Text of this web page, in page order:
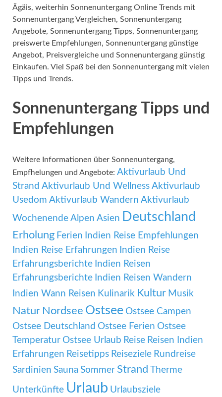
Ägäis, weiterhin Sonnenuntergang Online Trends mit
Sonnenuntergang Vergleichen, Sonnenuntergang
Angebote, Sonnenuntergang Tipps, Sonnenuntergang
preiswerte Empfehlungen, Sonnenuntergang günstige
Angebot, Preisvergleiche und Sonnenuntergang günstig
Einkaufen. Viel Spaß bei den Sonnenuntergang mit vielen
Tipps und Trends.
Sonnenuntergang Tipps und
Empfehlungen
Weitere Informationen über Sonnenuntergang,
Empfhelungen und Angebote: Aktivurlaub Und
Strand Aktivurlaub Und Wellness Aktivurlaub
Usedom Aktivurlaub Wandern Aktivurlaub
Wochenende Alpen Asien Deutschland
Erholung Ferien Indien Reise Empfehlungen
Indien Reise Erfahrungen Indien Reise
Erfahrungsberichte Indien Reisen
Erfahrungsberichte Indien Reisen Wandern
Indien Wann Reisen Kulinarik Kultur Musik
Natur Nordsee Ostsee Ostsee Campen
Ostsee Deutschland Ostsee Ferien Ostsee
Temperatur Ostsee Urlaub Reise Reisen Indien
Erfahrungen Reisetipps Reiseziele Rundreise
Sardinien Sauna Sommer Strand Therme
Unterkünfte Urlaub Urlaubsziele